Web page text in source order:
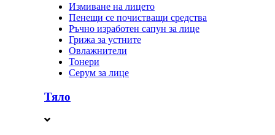
Измиване на лицето
Пенещи се почистващи средства
Ръчно изработен сапун за лице
Грижа за устните
Овлажнители
Тонери
Серум за лице
Тяло